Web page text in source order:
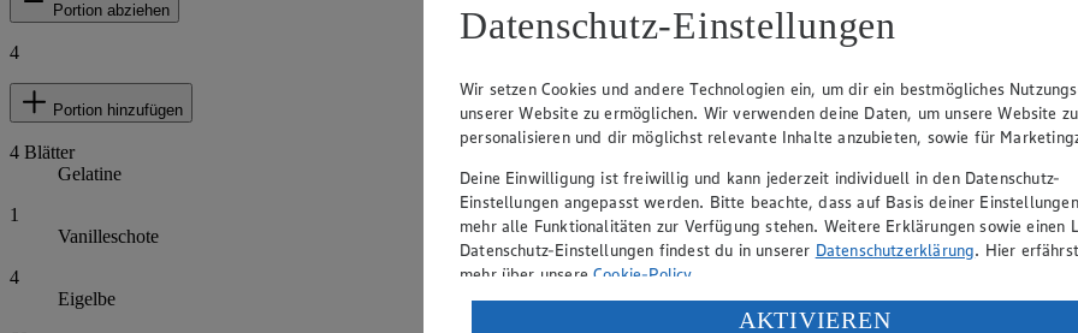
Portion abziehen
4
Portion hinzufügen
4 Blätter
Gelatine
1
Vanilleschote
4
Eigelbe
Datenschutz-Einstellungen
Wir setzen Cookies und andere Technologien ein, um dir ein bestmögliches
unserer Website zu ermöglichen. Wir verwenden deine Daten, um unsere Website zu
personalisieren und dir möglichst relevante Inhalte anzubieten, sowie für
Deine Einwilligung ist freiwillig und kann jederzeit individuell in den Datenschutz-
Einstellungen angepasst werden. Bitte beachte, dass auf Basis deiner
mehr alle Funktionalitäten zur Verfügung stehen. Weitere Erklärungen sowie einen
Datenschutz-Einstellungen findest du in unserer Datenschutzerklärung. Hier
mehr über unsereCookie-Policy.
Verarbeitung deiner personenbezogenen Daten in den USA durch Facebook und
AKTIVIEREN